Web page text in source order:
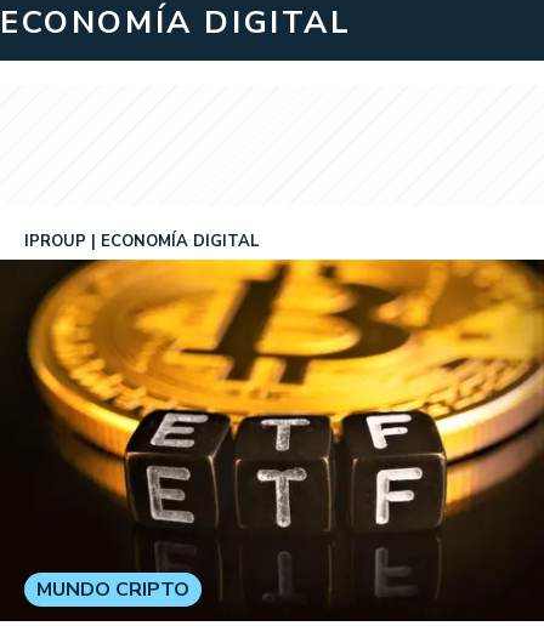
ECONOMÍA DIGITAL
IPROUP ECONOMÍA DIGITAL
MUNDO CRIPTO